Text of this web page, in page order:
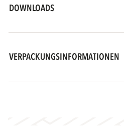
DOWNLOADS
VERPACKUNGSINFORMATIONEN